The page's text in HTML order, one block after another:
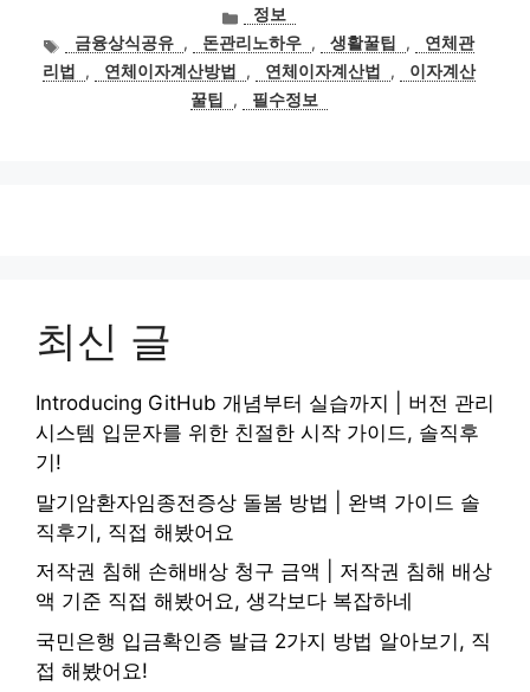
카
테
고
리
정보
태
그
금융상식공유 , 돈관리노하우 , 생활꿀팁 ,
연체관
리법
, 연체이자계산방법 , 연체이자계산법 ,
이자계산
꿀팁
, 필수정보
최신 글
Introducing GitHub 개념부터 실습까지 | 버전 관리
시스템 입문자를 위한 친절한 시작 가이드, 솔직후
기!
말기암환자임종전증상 돌봄 방법 | 완벽 가이드 솔
직후기, 직접 해봤어요
저작권 침해 손해배상 청구 금액 | 저작권 침해 배상
액 기준 직접 해봤어요, 생각보다 복잡하네
국민은행 입금확인증 발급 2가지 방법 알아보기, 직
접 해봤어요!